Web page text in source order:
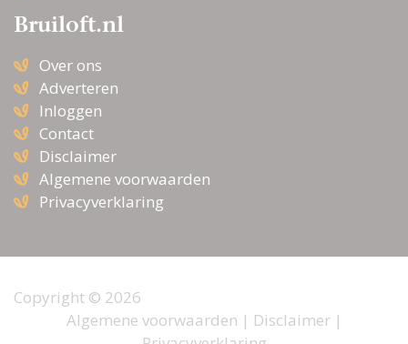
Bruiloft.nl
Over ons
Adverteren
Inloggen
Contact
Disclaimer
Algemene voorwaarden
Privacyverklaring
Copyright © 2026
Algemene voorwaarden | Disclaimer|